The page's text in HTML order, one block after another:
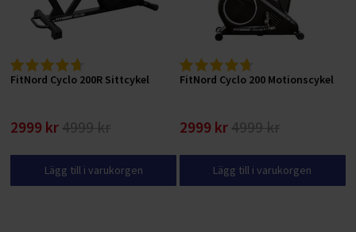
FitNord Cyclo 200R Sittcykel
2999 kr 4999 kr
Lägg till i varukorgen
FitNord Cyclo 200 Motionscykel
2999 kr4999 kr
Lägg till i varukorgen